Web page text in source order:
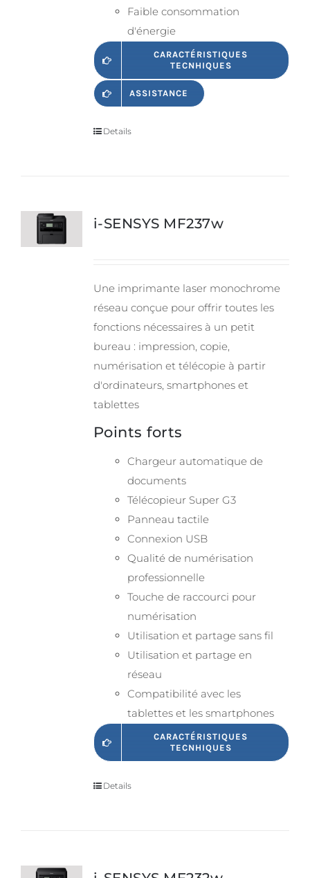
Faible consommation
d'énergie
CARACTÉRISTIQUES
TECNHIQUES
ASSISTANCE
Details
i-SENSYS MF237w
Une imprimante laser monochrome
réseau conçue pour offrir toutes les
fonctions nécessaires à un petit
bureau : impression, copie,
numérisation et télécopie à partir
d'ordinateurs, smartphones et
tablettes
Points forts
Chargeur automatique de
documents
Télécopieur Super G3
Panneau tactile
Connexion USB
Qualité de numérisation
professionnelle
Touche de raccourci pour
numérisation
Utilisation et partage sans fil
Utilisation et partage en
réseau
Compatibilité avec les
tablettes et les smartphones
CARACTÉRISTIQUES
TECNHIQUES
Details